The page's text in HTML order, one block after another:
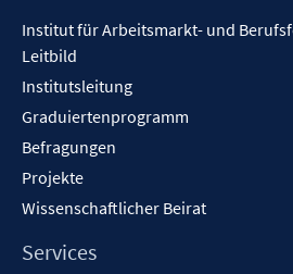
Institut für Arbeitsmarkt- und
Leitbild
Institutsleitung
Graduiertenprogramm
Befragungen
Projekte
Wissenschaftlicher Beirat
Services